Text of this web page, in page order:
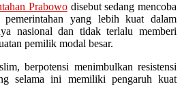
Prabowodisebut sedang mencoba
pemerintahan yang lebih kuat dalam
nasional dan tidak terlalu memberi
pemilik modal besar.
berpotensi menimbulkan resistensi
selama ini memiliki pengaruh kuat